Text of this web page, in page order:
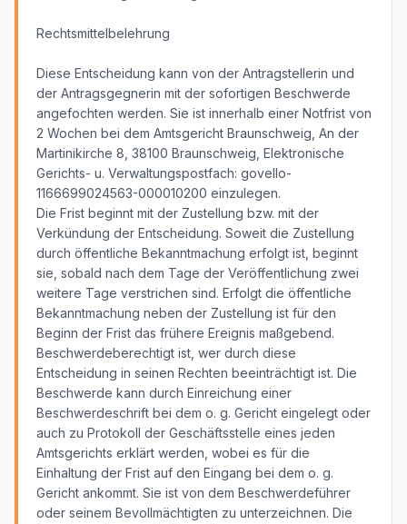
Rechtsmittelbelehrung
Diese Entscheidung kann von der Antragstellerin und
der Antragsgegnerin mit der sofortigen Beschwerde
angefochten werden. Sie ist innerhalb einer Notfrist von
2 Wochen bei dem Amtsgericht Braunschweig, An der
Martinikirche 8, 38100 Braunschweig, Elektronische
Gerichts- u. Verwaltungspostfach: govello-
1166699024563-000010200 einzulegen.
Die Frist beginnt mit der Zustellung bzw. mit der
Verkündung der Entscheidung. Soweit die Zustellung
durch öffentliche Bekanntmachung erfolgt ist, beginnt
sie, sobald nach dem Tage der Veröffentlichung zwei
weitere Tage verstrichen sind. Erfolgt die öffentliche
Bekanntmachung neben der Zustellung ist für den
Beginn der Frist das frühere Ereignis maßgebend.
Beschwerdeberechtigt ist, wer durch diese
Entscheidung in seinen Rechten beeinträchtigt ist. Die
Beschwerde kann durch Einreichung einer
Beschwerdeschrift bei dem o. g. Gericht eingelegt oder
auch zu Protokoll der Geschäftsstelle eines jeden
Amtsgerichts erklärt werden, wobei es für die
Einhaltung der Frist auf den Eingang bei dem o. g.
Gericht ankommt. Sie ist von dem Beschwerdeführer
oder seinem Bevollmächtigten zu unterzeichnen. Die